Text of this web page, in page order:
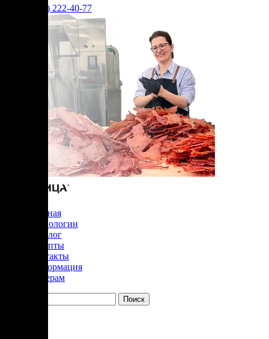
+7(905) 222-40-77
Главная
Технологии
Каталог
Рецепты
Контакты
Информация
Дилерам